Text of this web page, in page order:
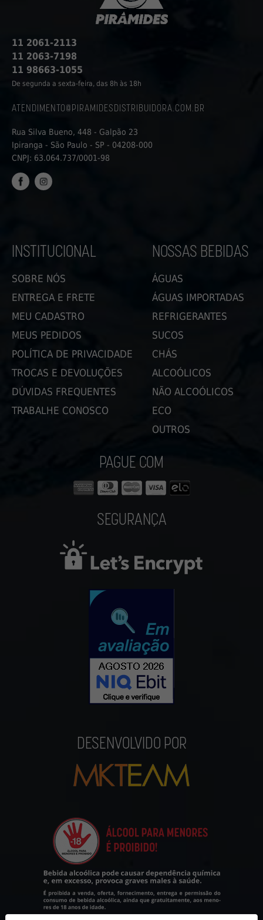
11 2061-2113
11 2063-7198
11 98663-1055
De segunda a sexta-feira, das 8h às 18h
ATENDIMENTO@PIRAMIDESDISTRIBUIDORA.COM.BR
Rua Silva Bueno, 448 - Galpão 23
Ipiranga - São Paulo - SP - 04208-000
CNPJ: 63.064.737/0001-98
FACEBOOK INSTAGRAM
INSTITUCIONAL
SOBRE NÓS
ENTREGA E FRETE
MEU CADASTRO
MEUS PEDIDOS
POLÍTICA DE PRIVACIDADE
TROCAS E DEVOLUÇÕES
DÚVIDAS FREQUENTES
TRABALHE CONOSCO
NOSSAS BEBIDAS
ÁGUAS
ÁGUAS IMPORTADAS
REFRIGERANTES
SUCOS
CHÁS
ALCOÓLICOS
NÃO ALCOÓLICOS
ECO
OUTROS
PAGUE COM
SEGURANÇA
DESENVOLVIDO POR